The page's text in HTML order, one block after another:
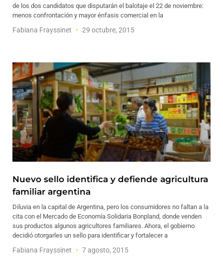
de los dos candidatos que disputarán el balotaje el 22 de noviembre:
menos confrontación y mayor énfasis comercial en la
Fabiana Frayssinet 29 octubre, 2015
Nuevo sello identifica y defiende agricultura
familiar argentina
Diluvia en la capital de Argentina, pero los consumidores no faltan a la
cita con el Mercado de Economía Solidaria Bonpland, donde venden
sus productos algunos agricultores familiares. Ahora, el gobierno
decidió otorgarles un sello para identificar y fortalecer a
Fabiana Frayssinet 7 agosto, 2015